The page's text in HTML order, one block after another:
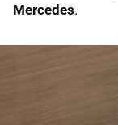
Mercedes.